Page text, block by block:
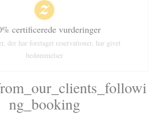
ng_booking
certificerede vurderinger
der har foretaget reservationer, har givet
bedømmelser